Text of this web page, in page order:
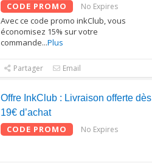
CODE PROMO No Expires
Avec ce code promo inkClub, vous
économisez 15% sur votre
commande...Plus
Partager Email
Offre InkClub : Livraison offerte dès
19€ d’achat
CODE PROMO No Expires